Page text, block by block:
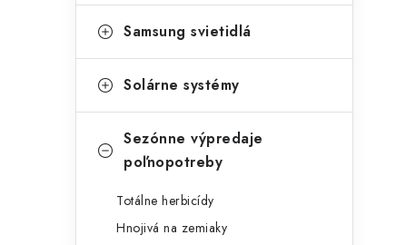
Samsung svietidlá
Solárne systémy
Sezónne výpredaje
poľnopotreby
Totálne herbicídy
Hnojivá na zemiaky